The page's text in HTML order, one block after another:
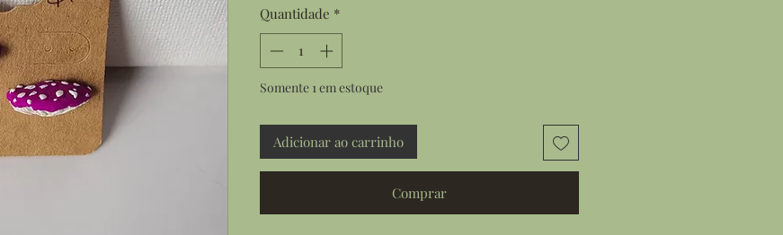
Quantidade *
Somente 1 em estoque
Adicionar ao carrinho
Comprar